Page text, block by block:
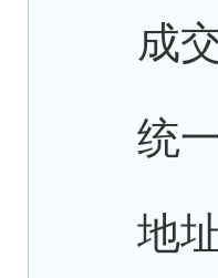
成交
统一
地址